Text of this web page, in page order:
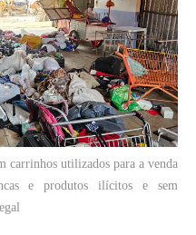
carrinhos utilizados para a venda
e produtos ilícitos e sem